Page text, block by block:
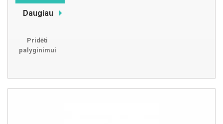
Daugiau
Pridėti
palyginimui